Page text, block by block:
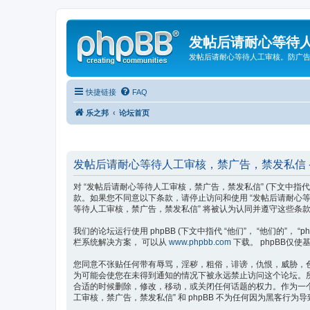
发帖后请耐心等待
发帖后请耐心等待人工审核。防广
快捷链接 FAQ
乐之邦 论坛首页
发帖后请耐心等待人工审核，禁广告，禁发私信
对 “发帖后请耐心等待人工审核，禁广告，禁发私信” (下文中指
款。如果您不同意以下条款，请停止访问和使用 “发帖后请耐心
等待人工审核，禁广告，禁发私信” 将被认为认同并遵守这些条款
我们的论坛运行使用 phpBB (下文中指代 “他们”， “他们的”，
栏系统解决方案， 可以从 www.phpbb.com 下载。 phpBB仅使
您同意不张贴任何带有辱骂，淫秽，粗俗，诽谤，仇恨，威胁
为可能会使您在未得到通知的情况下被永远禁止访问这个论坛
合适的时候删除，修改，移动，或关闭任何话题的权力。作为
工审核，禁广告，禁发私信” 和 phpBB 不为任何因为黑客行为